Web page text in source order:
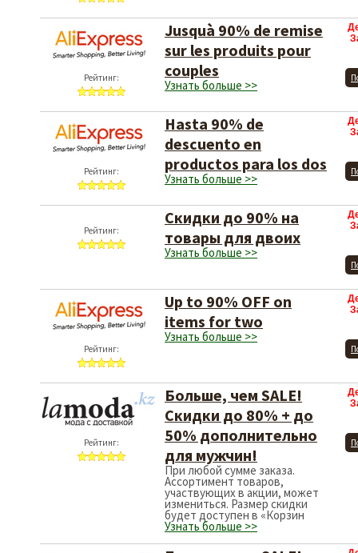
Рейтинг:
Jusquà 90% de remise
sur les produits pour
couples
Узнать больше >>
Рейтинг:
Hasta 90% de
descuento en
productos para los dos
Узнать больше >>
Рейтинг:
Скидки до 90% на
товары для двоих
Узнать больше >>
Рейтинг:
Up to 90% OFF on
items for two
Узнать больше >>
Рейтинг:
Больше, чем SALE!
Скидки до 80% + до
50% дополнительно
для мужчин!
При любой сумме заказа.
Ассортимент товаров,
участвующих в акции, может
измениться. Размер скидки
будет доступен в «Корзин
Узнать больше >>